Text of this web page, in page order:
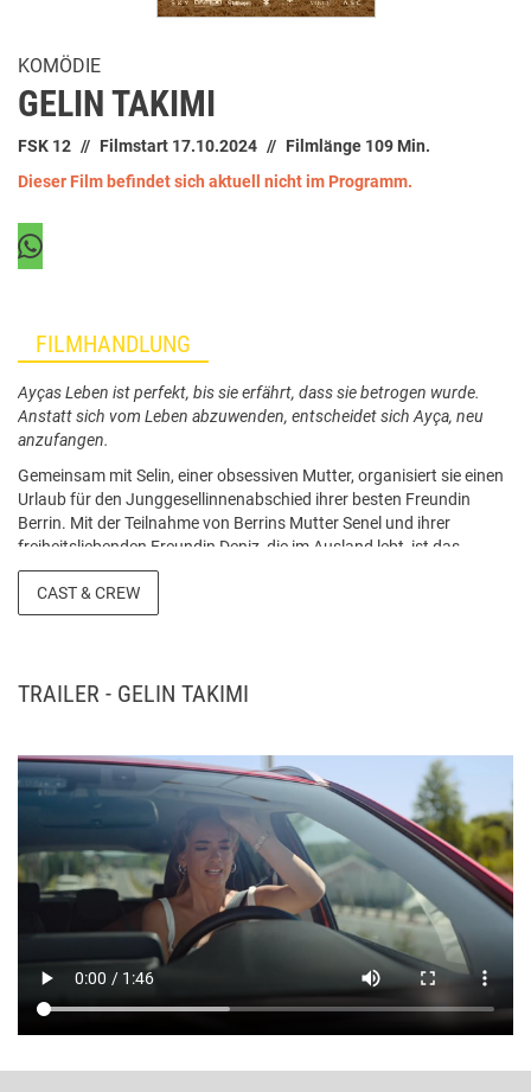
KOMÖDIE
GELIN TAKIMI
FSK 12 Filmstart 17.10.2024
Filmlänge 109 Min.
Dieser Film befindet sich aktuell nicht im Programm.
FILMHANDLUNG
Ayças Leben ist perfekt, bis sie erfährt, dass sie betrogen wurde.
Anstatt sich vom Leben abzuwenden, entscheidet sich Ayça, neu
anzufangen.
Gemeinsam mit Selin, einer obsessiven Mutter, organisiert sie einen
Urlaub für den Junggesellinnenabschied ihrer besten Freundin
Berrin. Mit der Teilnahme von Berrins Mutter Senel und ihrer
freiheitsliebenden Freundin Deniz, die im Ausland lebt, ist das
Brautteam komplett. Eine verrückte Reise erwartet diese Gruppe,
die ihre Jugendjahre hinter sich gelassen hat. Quelle: AF-Media
CAST & CREW
TRAILER - GELIN TAKIMI